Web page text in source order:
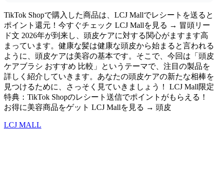
TikTok Shopで購入した商品は、LCJ Mallでレシートを送ると
ポイント還元！今すぐチェック LCJ Mallを見る → 冒頭リー
ド文 2026年が到来し、頭皮ケアに対する関心がますます高
まっています。健康な髪は健康な頭皮から始まると言われる
ように、頭皮ケアは美容の基本です。そこで、今回は「頭皮
ケアブラシ おすすめ 比較」というテーマで、注目の製品を
詳しく紹介していきます。あなたの頭皮ケアの新たな相棒を
見つけるために、さっそく見ていきましょう！ LCJ Mall限定
特典：TikTok Shopのレシート送信でポイントがもらえる！
お得に美容商品をゲット LCJ Mallを見る → 頭皮
LCJ MALL